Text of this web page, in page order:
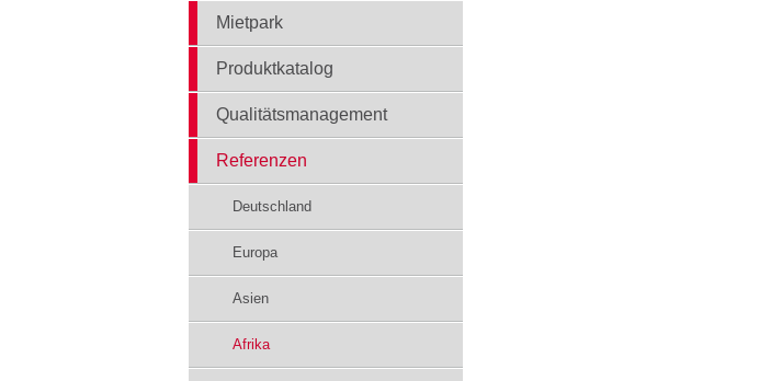
Mietpark
Produktkatalog
Qualitätsmanagement
Referenzen
Deutschland
Europa
Asien
Afrika